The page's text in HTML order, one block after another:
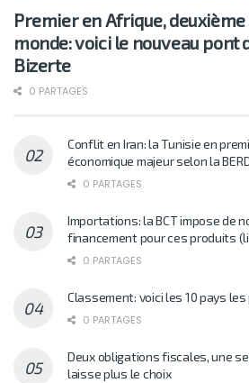
Premier en Afrique, deuxième
monde: voici le nouveau pont
Bizerte
0 PARTAGES
Conflit en Iran: la Tunisie en
économique majeur selon la
0 PARTAGES
Importations: la BCT impose de
financement pour ces produits
0 PARTAGES
Classement: voici les 10 pays
0 PARTAGES
Deux obligations fiscales, une
laisse plus le choix